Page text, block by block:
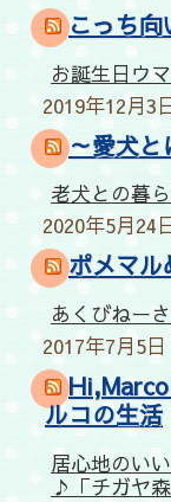
こっち向
お誕生日ウ
2019年12月3
～愛犬と
老犬との暮
2020年5月24
ポメマル
あくびねーさ
2017年7月5日
ルコの生活
居心地のい
♪「チガヤ